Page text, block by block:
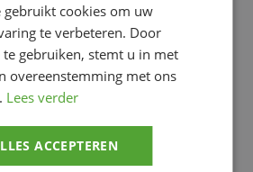
à l’intérieur
embouts doux au toucher
gebruikt cookies om uw
te verbeteren. Door
te gebruiken, stemt u in met
overeenstemming met ons
Lees verder
ACCEPTEREN